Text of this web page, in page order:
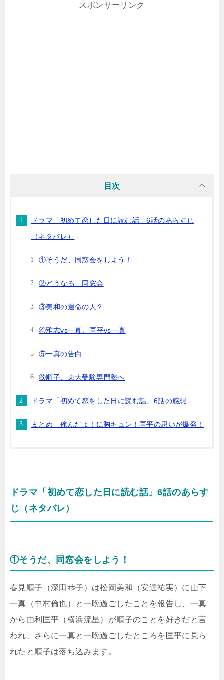
スポンサーリンク
目次
ドラマ「初めて恋した日に読む話」6話のあらすじ
（ネタバレ）
①そうだ、同窓会をしよう！
②どうなる、同窓会
③美和の運命の人？
④雅志vs一真、匡平vs一真
⑤一真の告白
⑥順子、東大受験専門塾へ
ドラマ「初めて恋をした日に読む話」6話の感想
まとめ 俺んだよ！に胸キュン！匡平の思いが爆発！
ドラマ「初めて恋した日に読む話」6話のあらす
じ（ネタバレ）
①そうだ、同窓会をしよう！
春見順子（深田恭子）は松岡美和（安達祐実）に山下
一真（中村倫也）と一晩過ごしたことを報告し、一真
から由利匡平（横浜流星）が順子のことを好きだと言
われ、さらに一真と一晩過ごしたところを匡平に見ら
れたと順子は落ち込みます。